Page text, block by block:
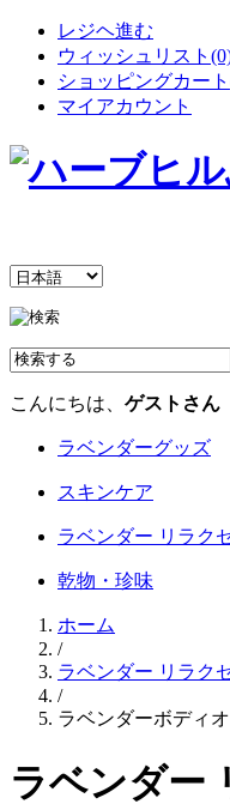
レジヘ進む
ウィッシュリスト
ショッピングカー
マイアカウント
こんにちは、 ゲストさん
ラベンダーグッズ
スキンケア
ラベンダー リラク
乾物・珍味
ホーム
/
ラベンダー リラク
/
ラベンダーボディ
ラベンダー